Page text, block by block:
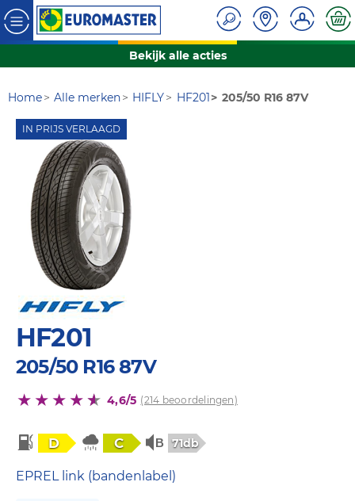
Bekijk alle acties
Home Alle merken HIFLY HF201 205/50 R16 87V
IN PRIJS VERLAAGD
HF201
205/50 R16 87V
4,6/5 (214 beoordelingen)
D C 71db
EPREL link (bandenlabel)